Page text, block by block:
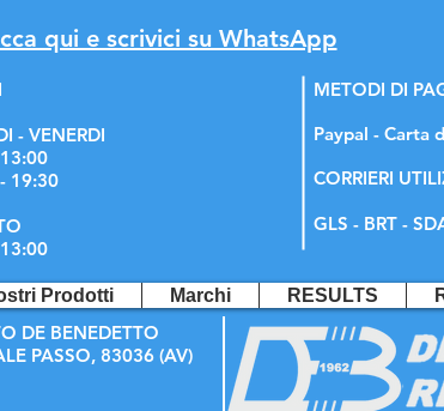
qui e scrivici su WhatsApp
- VENERDI
19:30
METODI DI
Paypal - Carta
CORRIERI
GLS - BRT -
Prodotti Marchi RESULTS
DE BENEDETTO
PASSO, 83036 (AV)